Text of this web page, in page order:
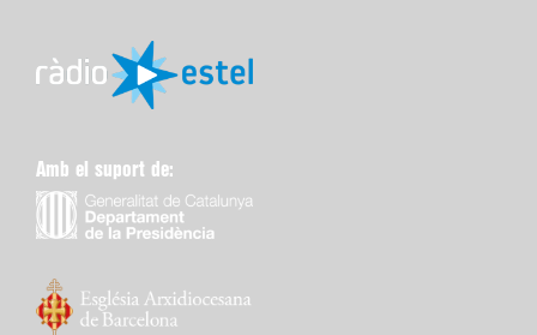
Amb el suport de: